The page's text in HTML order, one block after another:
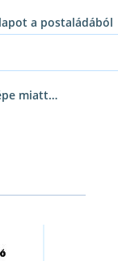
a postaládából
miatt…